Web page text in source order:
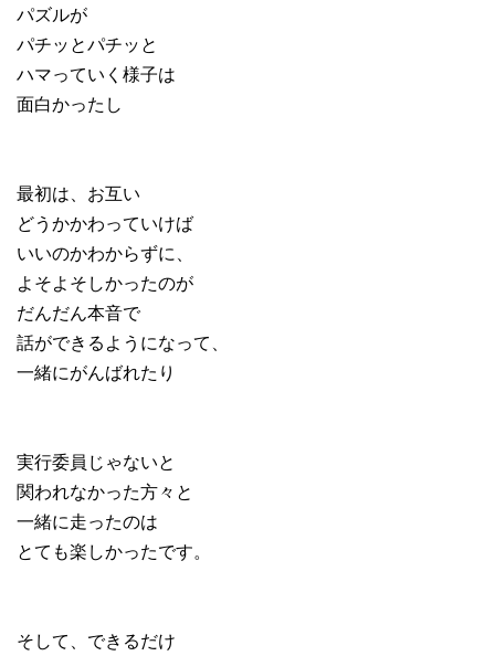
パズルが
パチッとパチッと
ハマっていく様子は
面白かったし
最初は、お互い
どうかかわっていけば
いいのかわからずに、
よそよそしかったのが
だんだん本音で
話ができるようになって、
一緒にがんばれたり
実行委員じゃないと
関われなかった方々と
一緒に走ったのは
とても楽しかったです。
そして、できるだけ